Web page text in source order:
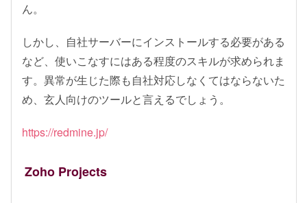
ん。
しかし、自社サーバーにインストールする必要がある
など、使いこなすにはある程度のスキルが求められま
す。異常が生じた際も自社対応しなくてはならないた
め、玄人向けのツールと言えるでしょう。
https://redmine.jp/
Zoho Projects